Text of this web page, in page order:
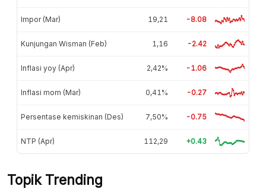
Impor (Mar) 19,21 -8.08
Kunjungan Wisman (Feb) 1,16 -2.42
Inflasi yoy (Apr) 2,42% -1.06
Inflasi mom (Mar) 0,41% -0.27
Persentase kemiskinan (Des) 7,50% -0.75
NTP (Apr) 112,29 +0.43
Topik Trending